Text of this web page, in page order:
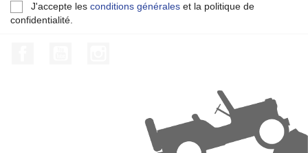
J'accepte les conditions générales et la politique de
confidentialité.